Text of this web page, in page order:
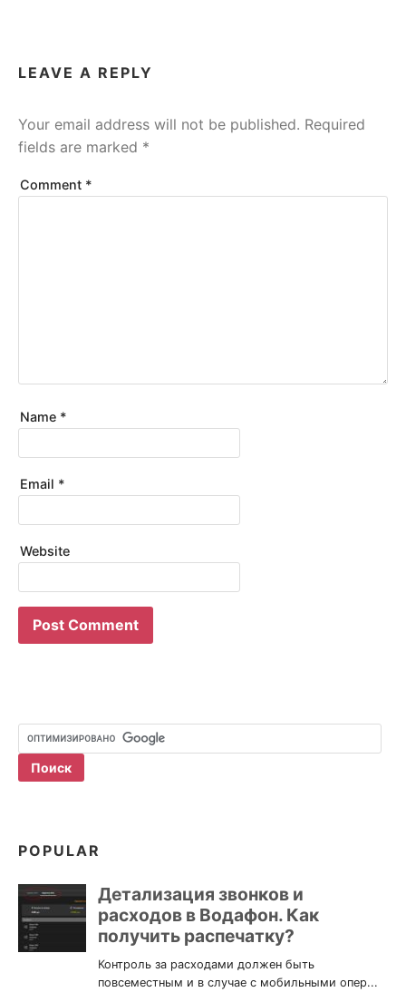
LEAVE A REPLY
Your email address will not be published. Required
fields are marked *
Comment *
Name *
Email *
Website
POPULAR